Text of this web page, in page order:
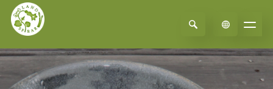
Select Language▼